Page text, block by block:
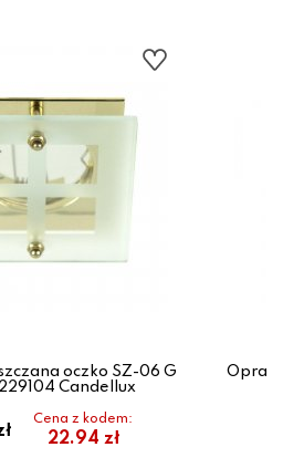
oczko SZ-06 G
Candellux
Cena z kodem:
22.94 zł